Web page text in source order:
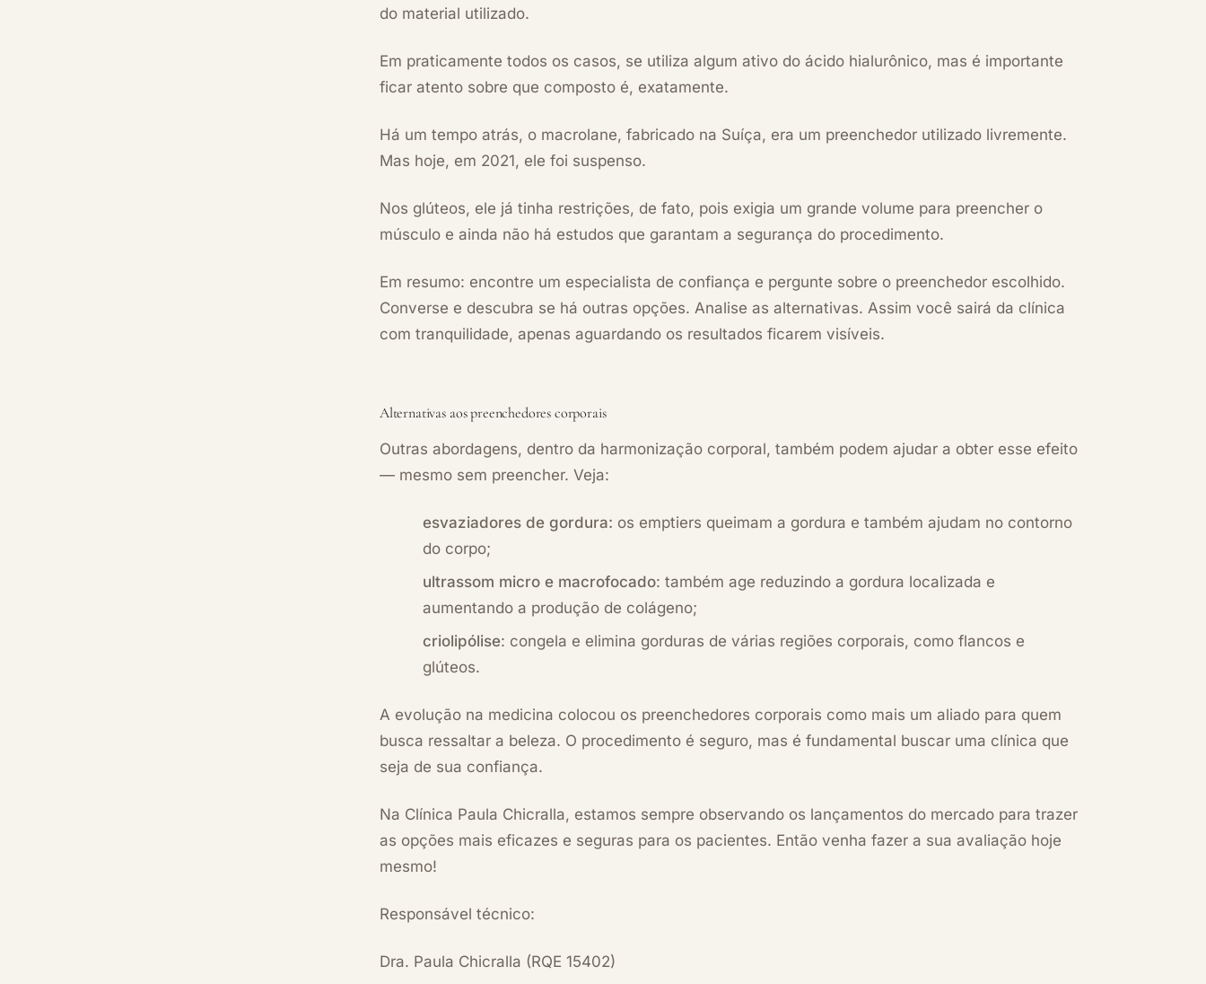
do material utilizado.
Em praticamente todos os casos, se utiliza algum ativo do ácido hialurônico, mas é importante
ficar atento sobre que composto é, exatamente.
Há um tempo atrás, o macrolane, fabricado na Suíça, era um preenchedor utilizado livremente.
Mas hoje, em 2021, ele foi suspenso.
Nos glúteos, ele já tinha restrições, de fato, pois exigia um grande volume para preencher o
músculo e ainda não há estudos que garantam a segurança do procedimento.
Em resumo: encontre um especialista de confiança e pergunte sobre o preenchedor escolhido.
Converse e descubra se há outras opções. Analise as alternativas. Assim você sairá da clínica
com tranquilidade, apenas aguardando os resultados ficarem visíveis.
Alternativas aos preenchedores corporais
Outras abordagens, dentro da harmonização corporal, também podem ajudar a obter esse efeito
— mesmo sem preencher. Veja:
esvaziadores de gordura: os emptiers queimam a gordura e também ajudam no contorno
do corpo;
ultrassom micro e macrofocado: também age reduzindo a gordura localizada e
aumentando a produção de colágeno;
criolipólise: congela e elimina gorduras de várias regiões corporais, como flancos e
glúteos.
A evolução na medicina colocou os preenchedores corporais como mais um aliado para quem
busca ressaltar a beleza. O procedimento é seguro, mas é fundamental buscar uma clínica que
seja de sua confiança.
Na Clínica Paula Chicralla, estamos sempre observando os lançamentos do mercado para trazer
as opções mais eficazes e seguras para os pacientes. Então venha fazer a sua avaliação hoje
mesmo!
Responsável técnico:
Dra. Paula Chicralla (RQE 15402)